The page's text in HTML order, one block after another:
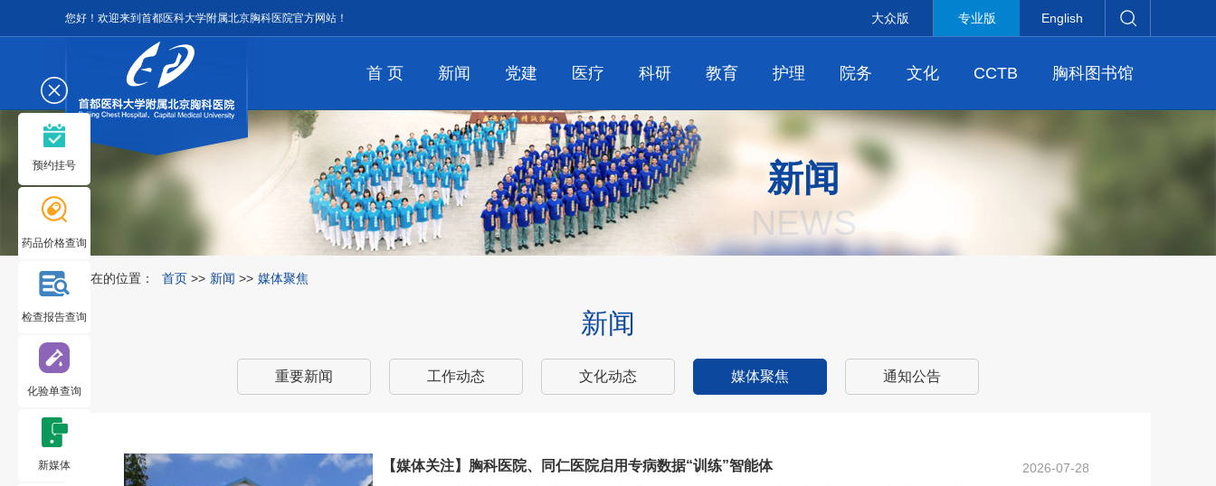
您好！欢迎来到首都医科大学附属北京胸科医院官方网站！ 大众版 专业版 English
首 页 新闻 党建 医疗 科研 教育 护理 院务 文化 CCTB 胸科图书馆
新闻
NEWS
您所在的位置： 首页 >> 新闻 >> 媒体聚焦
新闻
重要新闻 工作动态 文化动态 媒体聚焦 通知公告
【媒体关注】胸科医院、同仁医院启用专病数据“训练”智能体
2026-07-28
预约挂号
药品价格查询
检查报告查询
化验单查询
新媒体